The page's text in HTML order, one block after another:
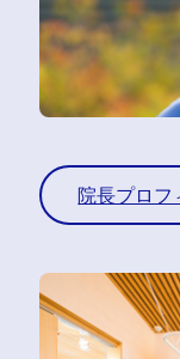
院長プロフ